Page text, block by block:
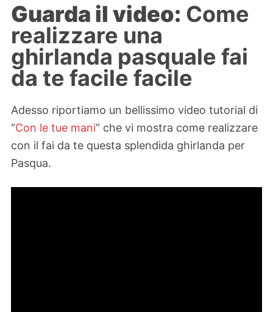
Guarda il video: Come
realizzare una
ghirlanda pasquale fai
da te facile facile
Adesso riportiamo un bellissimo video tutorial di
“Con le tue mani” che vi mostra come realizzare
con il fai da te questa splendida ghirlanda per
Pasqua.